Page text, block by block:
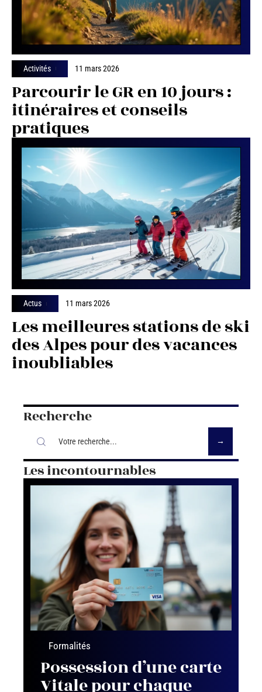
Activités 11 mars 2026
Parcourir le GR en 10 jours :
itinéraires et conseils
pratiques
Actus 11 mars 2026
Les meilleures stations de ski
des Alpes pour des vacances
inoubliables
Recherche
Les incontournables
Formalités
Possession d’une carte
Vitale pour chaque